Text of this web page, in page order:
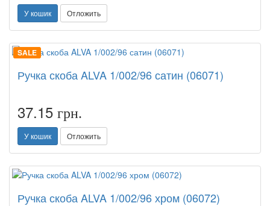
У кошик Отложить
SALE
Ручка скоба ALVA 1/002/96 сатин (06071)
37.15 грн.
У кошик Отложить
Ручка скоба ALVA 1/002/96 хром (06072)